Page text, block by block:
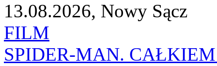
13.08.2026, Nowy Sącz
FILM
SPIDER-MAN.